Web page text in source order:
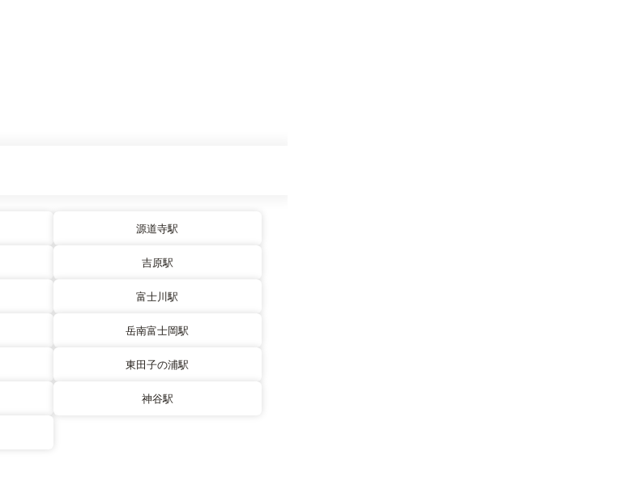
源道寺駅
吉原駅
富士川駅
岳南富士岡駅
東田子の浦駅
神谷駅